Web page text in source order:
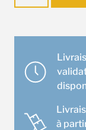
Ensemble
Climatiseur
Gree
FM
à